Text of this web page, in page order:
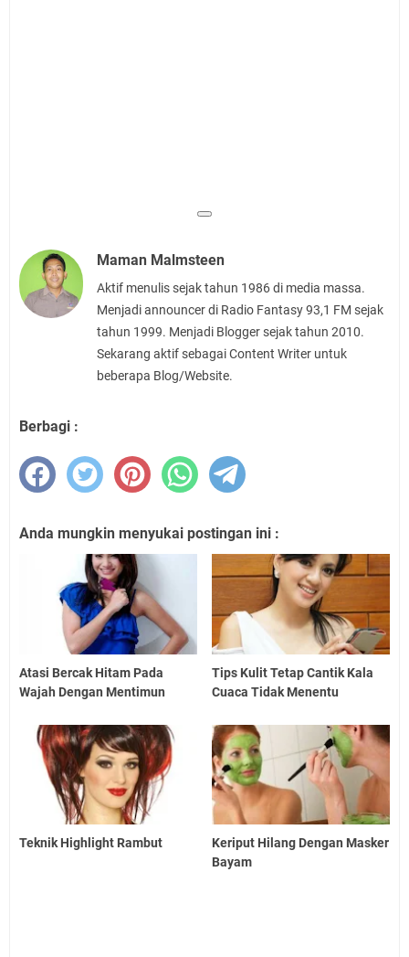
Maman Malmsteen
Aktif menulis sejak tahun 1986 di media massa.
Menjadi announcer di Radio Fantasy 93,1 FM sejak
tahun 1999. Menjadi Blogger sejak tahun 2010.
Sekarang aktif sebagai Content Writer untuk
beberapa Blog/Website.
Berbagi :
Anda mungkin menyukai postingan ini :
Atasi Bercak Hitam Pada
Wajah Dengan Mentimun
Tips Kulit Tetap Cantik Kala
Cuaca Tidak Menentu
Teknik Highlight Rambut
Keriput Hilang Dengan Masker
Bayam